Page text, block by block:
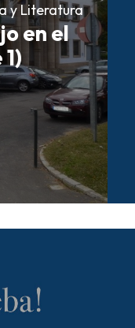
y Literatura
en el